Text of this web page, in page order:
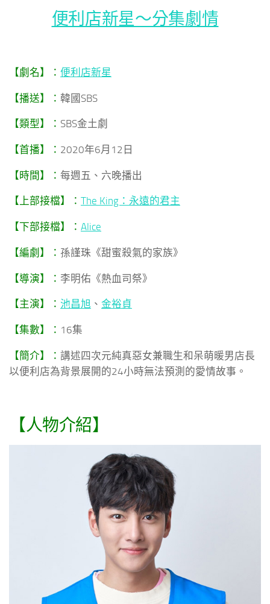
便利店新星～分集劇情
【劇名】： 便利店新星
【播送】： 韓國SBS
【類型】： SBS金土劇
【首播】： 2020年6月12日
【時間】： 每週五、六晚播出
【上部接檔】： The King：永遠的君主
【下部接檔】： Alice
【編劇】： 孫謹珠《甜蜜殺氣的家族》
【導演】： 李明佑《熱血司祭》
【主演】： 池昌旭 、 金裕貞
【集數】： 16集
【簡介】： 講述四次元純真惡女兼職生和呆萌暖男店長
以便利店為背景展開的24小時無法預測的愛情故事。
【人物介紹】